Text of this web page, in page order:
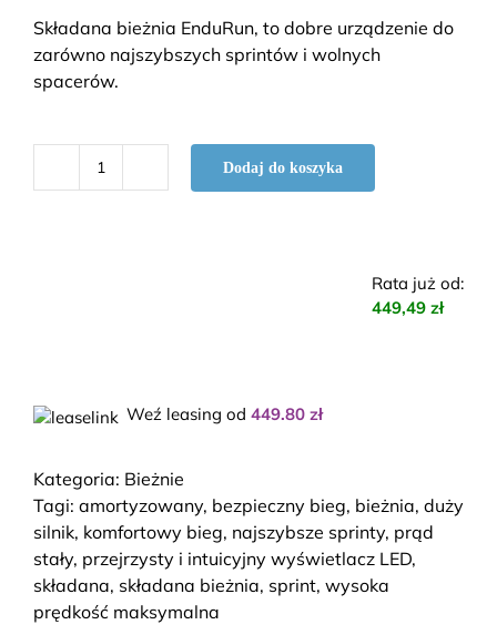
Składana bieżnia EnduRun, to dobre urządzenie do
zarówno najszybszych sprintów i wolnych
spacerów.
ilość
Dodaj do koszyka
Rata już od:
449,49 zł
Weź leasing od 449.80 zł
Kategoria: Bieżnie
Tagi: amortyzowany, bezpieczny bieg, bieżnia, duży
silnik, komfortowy bieg, najszybsze sprinty, prąd
stały, przejrzysty i intuicyjny wyświetlacz LED,
składana, składana bieżnia, sprint, wysoka
prędkość maksymalna